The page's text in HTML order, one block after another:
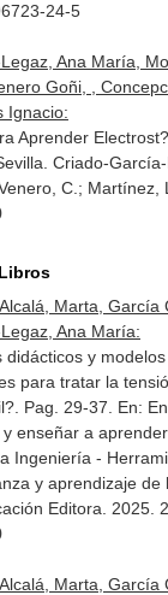
24-5
Ana María,
Goñi, ,
Ignacio:
Aprender
Criado-
C.; Martínez,
Marta, García
Ana María:
didácticos y
para tratar la
Pag. 29-37. En:
enseñar a
Ingeniería -
y aprendizaje de
Editora. 2025.
Marta, García